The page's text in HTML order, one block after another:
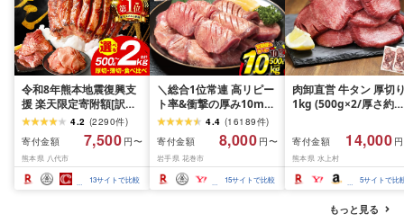
令和8年熊本地震復興支
援 楽天限定寄附額[訳あ
り]牛タン 500g〜2kg 肉
牛肉 訳あり 牛タン 冷凍
小分け 厚切り 薄切り 食
べ比べ 500g 1kg 1.5kg
2kg 牛 人気 ビーフ 牛た
ん ふるさと納税 ランキ
4.2 (2290件)
寄付金額
7,500 円〜
熊本県 八代市
13サイトで比較
＼総合1位常連 高リピー
ト率&衝撃の厚み10mm
厚切り牛タン 塩味/ ≪ス
ピード発送!!10営業日以
内発送≫ 選べる内容量
500g / 1kg 定期便 毎月
届く 牛肉 肉 BBQ ふるさ
と 人気 ランキング 岩手
4.4 (16189件)
寄付金額
8,000 円〜
岩手県 花巻市
15サイトで比較
肉卸直営 牛タン 厚切
1kg (500g×2/厚さ約
牛肉 焼肉 冷凍 スライ
業務用 バーベキュー
BBQ おつまみ ギフト
祝い お中元 夏ギフト
寄付金額 14,000
熊本県 水上村
5サイトで比
もっと見る